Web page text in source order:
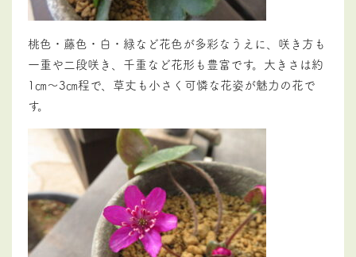
桃色・藤色・白・緑など花色が多彩なうえに、咲き方も
一重や二段咲き、千重など花形も豊富です。大きさは約
1㎝～3㎝程で、草丈も小さく可憐な花姿が魅力の花で
す。